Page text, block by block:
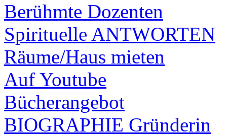
Berühmte Dozenten
Spirituelle ANTWORTEN
Räume/Haus mieten
Auf Youtube
Bücherangebot
BIOGRAPHIE Gründerin